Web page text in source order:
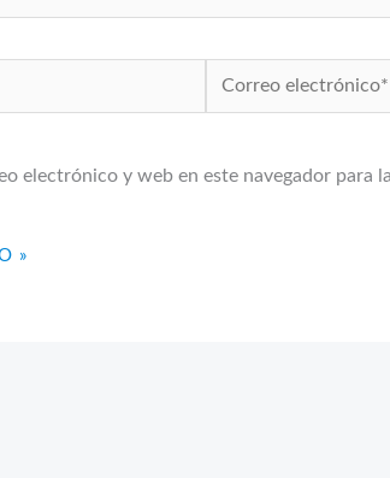
Correo
electrónico*
electrónico y web en este navegador para